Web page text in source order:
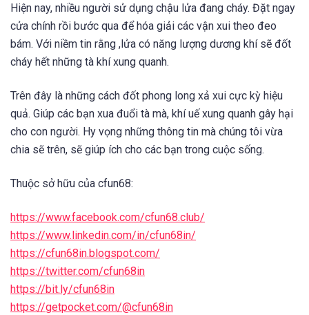
Hiện nay, nhiều người sử dụng chậu lửa đang cháy. Đặt ngay
cửa chính rồi bước qua để hóa giải các vận xui theo đeo
bám. Với niềm tin rằng ,lửa có năng lượng dương khí sẽ đốt
cháy hết những tà khí xung quanh.
Trên đây là những cách đốt phong long xả xui cực kỳ hiệu
quả. Giúp các bạn xua đuổi tà mà, khí uế xung quanh gây hại
cho con người. Hy vọng những thông tin mà chúng tôi vừa
chia sẽ trên, sẽ giúp ích cho các bạn trong cuộc sống.
Thuộc sở hữu của cfun68:
https://www.facebook.com/cfun68.club/
https://www.linkedin.com/in/cfun68in/
https://cfun68in.blogspot.com/
https://twitter.com/cfun68in
https://bit.ly/cfun68in
https://getpocket.com/@cfun68in